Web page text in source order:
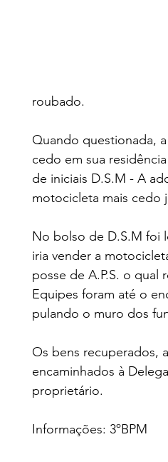
roubado.
Quando questionada,
cedo em sua
de iniciais D.S.M - A
motocicleta mais cedo
No bolso de D.S.M foi
iria vender a
posse de A.P.S. o qual
Equipes foram até o
pulando o muro dos
Os bens recuperados,
encaminhados à
proprietário.
Informações: 3ºBPM